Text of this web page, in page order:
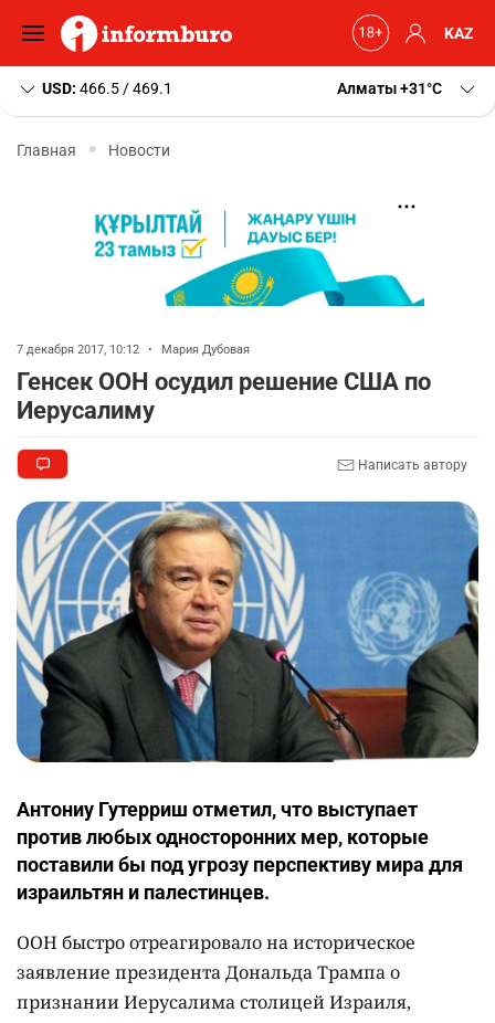
KAZ
USD: 466.5 / 469.1 Алматы+31 C
Главная Новости
7 декабря 2017, 10:12 • Мария Дубовая
Генсек ООН осудил решение США по
Иерусалиму
Написать автору
Антониу Гутерриш отметил, что выступает
против любых односторонних мер, которые
поставили бы под угрозу перспективу мира для
израильтян и палестинцев.
ООН быстро отреагировало на историческое
заявление президента Дональда Трампа о
признании Иерусалима столицей Израиля,